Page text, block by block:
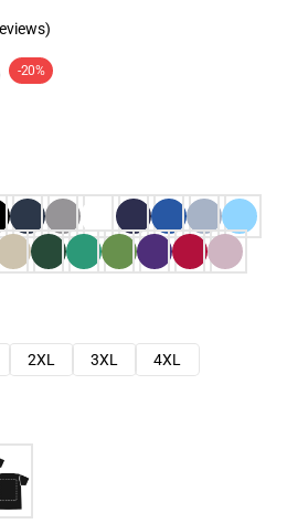
-20%
2XL 3XL
4XL